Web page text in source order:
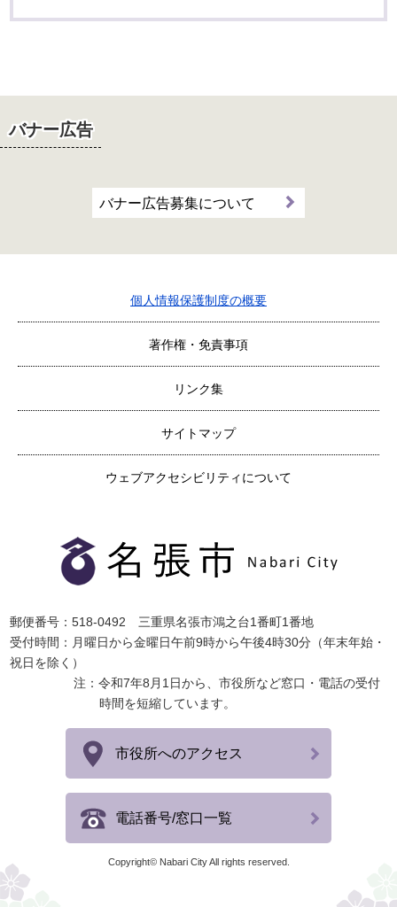
バナー広告
バナー広告募集について
個人情報保護制度の概要
著作権・免責事項
リンク集
サイトマップ
ウェブアクセシビリティについて
郵便番号：518-0492 三重県名張市鴻之台1番町1番地
受付時間：月曜日から金曜日午前9時から午後4時30分（年末年始・
祝日を除く）
注：令和7年8月1日から、市役所など窓口・電話の受付
時間を短縮しています。
市役所へのアクセス
電話番号/窓口一覧
Copyright© Nabari City All rights reserved.